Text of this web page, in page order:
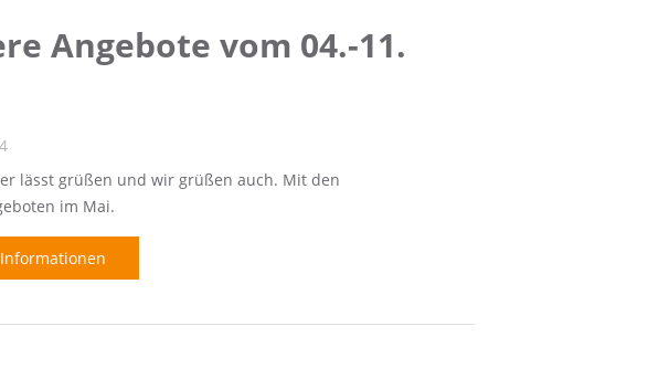
Angebote vom 04.-11.
lässt grüßen und wir grüßen auch. Mit den
im Mai.